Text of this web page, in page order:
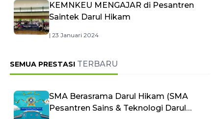
KEMNKEU MENGAJAR di Pesantren
Saintek Darul Hikam
| 23 Januari 2024
SEMUA PRESTASI TERBARU
SMA Berasrama Darul Hikam (SMA
Pesantren Sains & Teknologi Darul